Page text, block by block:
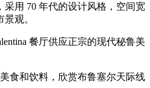
采用 70 年代的设计风格，空间宽
观。
餐厅供应正宗的现代秘鲁美
食和饮料，欣赏布鲁塞尔天际线